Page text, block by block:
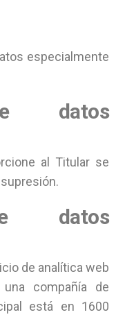
especialmente
datos
al Titular se
datos
de analítica web
compañía de
está en 1600